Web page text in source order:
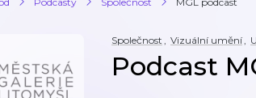
Společnost , Vizuální umění,
Podcast